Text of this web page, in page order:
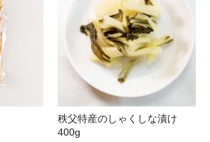
秩父特産のしゃくしな漬け
400g